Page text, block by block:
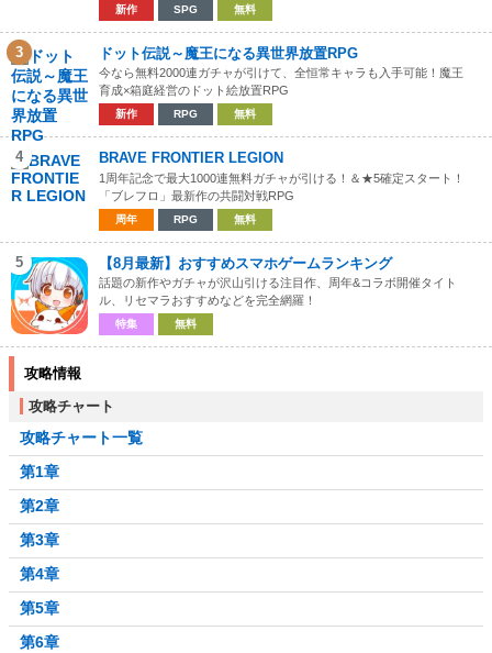
新作 SPG 無料
3 ドット伝説～魔王になる異世界放置RPG
今なら無料2000連ガチャが引けて、全恒常キャラも入手可能！魔王
育成×箱庭経営のドット絵放置RPG
新作 RPG 無料
4 BRAVE FRONTIER LEGION
1周年記念で最大1000連無料ガチャが引ける！＆★5確定スタート！
「ブレフロ」最新作の共闘対戦RPG
周年 RPG 無料
5 【8月最新】おすすめスマホゲームランキング
話題の新作やガチャが沢山引ける注目作、周年&コラボ開催タイト
ル、リセマラおすすめなどを完全網羅！
特集 無料
攻略情報
攻略チャート
攻略チャート一覧
第1章
第2章
第3章
第4章
第5章
第6章